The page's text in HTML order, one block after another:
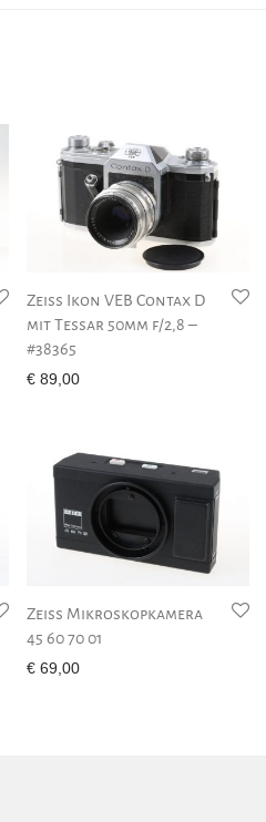
Zeiss Ikon VEB Contax D
mit Tessar 50mm f/2,8 –
#38365
€ 89,00
Zeiss Mikroskopkamera
45 60 70 01
€ 69,00